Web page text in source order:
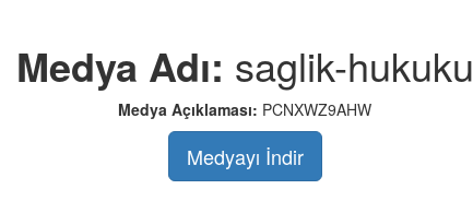
Medya Adı: saglik-hukuku
Medya Açıklaması: PCNXWZ9AHW
Medyayı İndir